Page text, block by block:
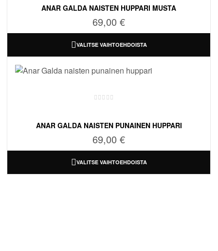
ANAR GALDA NAISTEN HUPPARI MUSTA
69,00 €
VALITSE VAIHTOEHDOISTA
ANAR GALDA NAISTEN PUNAINEN HUPPARI
69,00 €
VALITSE VAIHTOEHDOISTA